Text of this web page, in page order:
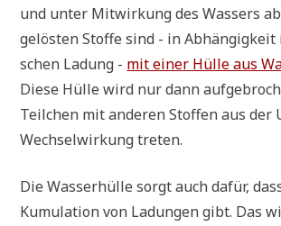
und unter Mit­wir­kung des Was­sers
gelö­sten Stof­fe sind - in
schen Ladung - mit einer Hül­le aus
Die­se Hül­le wird nur dann
Teil­chen mit ande­ren Stof­fen aus der
Wech­sel­wir­kung treten.
Die Was­ser­hül­le sorgt auch dafür,
Kumu­la­ti­on von Ladun­gen gibt. Das